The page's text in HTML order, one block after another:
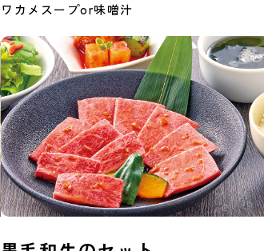
ワカメスープor味噌汁